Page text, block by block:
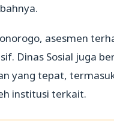
asesmen
Dinas Sosial juga
yang tepat,
institusi terkait.